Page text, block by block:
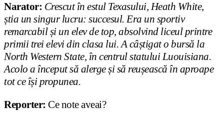
Narator: Crescut în estul Texasului, Heath White,
știa un singur lucru: succesul. Era un sportiv
remarcabil și un elev de top, absolvind liceul printre
primii trei elevi din clasa lui. A câștigat o bursă la
North Western State, în centrul statului Luouisiana.
Acolo a început să alerge și să reușească în aproape
tot ce își propunea.
Reporter: Ce note aveai?